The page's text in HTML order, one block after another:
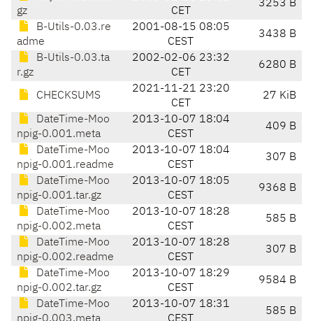
gz
CET
3253 B
B-Utils-0.03.re
adme
2001-08-15 08:05
CEST
3438 B
B-Utils-0.03.ta
r.gz
2002-02-06 23:32
CET
6280 B
CHECKSUMS
2021-11-21 23:20
CET
27 KiB
DateTime-Moo
npig-0.001.meta
2013-10-07 18:04
CEST
409 B
DateTime-Moo
npig-0.001.readme
2013-10-07 18:04
CEST
307 B
DateTime-Moo
npig-0.001.tar.gz
2013-10-07 18:05
CEST
9368 B
DateTime-Moo
npig-0.002.meta
2013-10-07 18:28
CEST
585 B
DateTime-Moo
npig-0.002.readme
2013-10-07 18:28
CEST
307 B
DateTime-Moo
npig-0.002.tar.gz
2013-10-07 18:29
CEST
9584 B
DateTime-Moo
2013-10-07 18:31
585 B